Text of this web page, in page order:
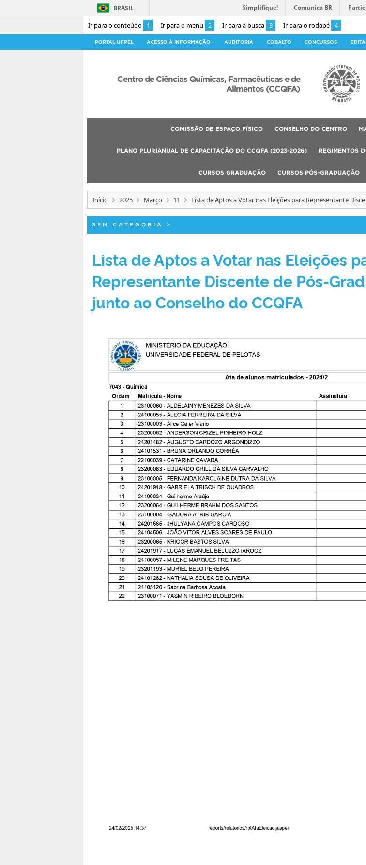
Ir para o conteúdo 1 Ir para o menu 2 Ir para a busca 3 Ir para o rodapé 4
BRASIL Simplifique! Comunica BR
PORTAL UFPEL ACESSO À INFORMAÇÃO AUDITORIA COBALTO CONCURSOS
Centro de Ciências Químicas, Farmacêuticas e de
Alimentos (CCQFA)
COMISSÃO DE ESPAÇO FÍSICO CONSELHO DO CENTRO
PLANO PLURIANUAL DE CAPACITAÇÃO DO CCQFA (2023-2026) REGIMENTOS
CURSOS GRADUAÇÃO CURSOS PÓS-GRADUAÇÃO
Início 2025 Março 11 Lista de Aptos a Votar nas Eleições para Representante
SEM CATEGORIA >
Lista de Aptos a Votar nas Eleições
Representante Discente de Pós-
junto ao Conselho do CCQFA